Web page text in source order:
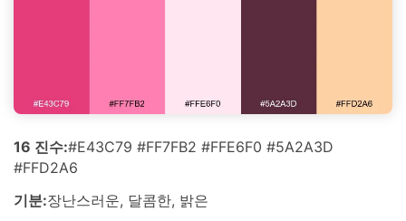
16 진수:#E43C79 #FF7FB2 #FFE6F0 #5A2A3D
#FFD2A6
기분:장난스러운, 달콤한, 밝은